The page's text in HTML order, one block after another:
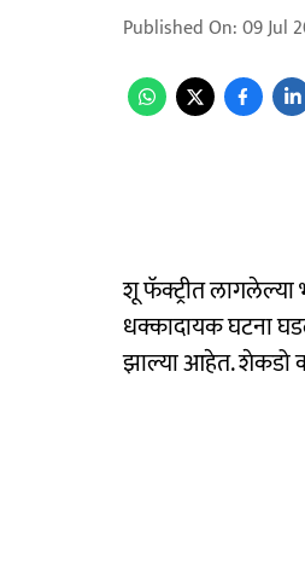
Published On:09 Jul
शू फॅक्ट्रीत लागलेल्या
धक्कादायक घटना
झाल्या आहेत. शेकडो